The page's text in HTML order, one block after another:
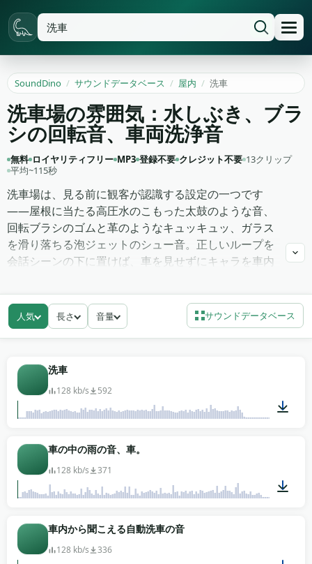
SoundDino / サウンドデータベース / 屋内 / 洗車
洗車場の雰囲気：水しぶき、ブラ
シの回転音、車両洗浄音
無料 ロイヤリティフリー MP3 登録不要 クレジット不要 13クリップ
平均~115秒
洗車場は、見る前に観客が認識する設定の一つです
——屋根に当たる高圧水のこもった太鼓のような音、
回転ブラシのゴムと革のようなキュッキュッ、ガラス
を滑り落ちる泡ジェットのシュー音。正しいループを
会話シーンの下に置けば、車を見せずにキャラを車内
内のビートの間の遷移ベッドとしてです。ここの13ク
リップはトンネルの全アークを扱います——異なるパ
ネルへの回転ブラシの接触、様々な圧力の水しぶき、
閉アンビエンス。
すべての録音が無料のMP3ダウンロードで、自動車広
告、ドラレコ編集、ポッドキャストのコールドオープ
ン、または短編映画の素早いシーン設定に掴む準備が
ん。著作権フリーで使えます。
人気 長さ 音量 サウンドデータベース
洗車
128 kb/s 592
車の中の雨の音、車。
128 kb/s 371
車内から聞こえる自動洗車の音
128 kb/s 336